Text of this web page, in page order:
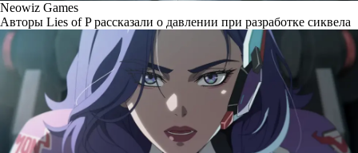
Neowiz Games
Авторы Lies of P рассказали о давлении при разработке сиквела